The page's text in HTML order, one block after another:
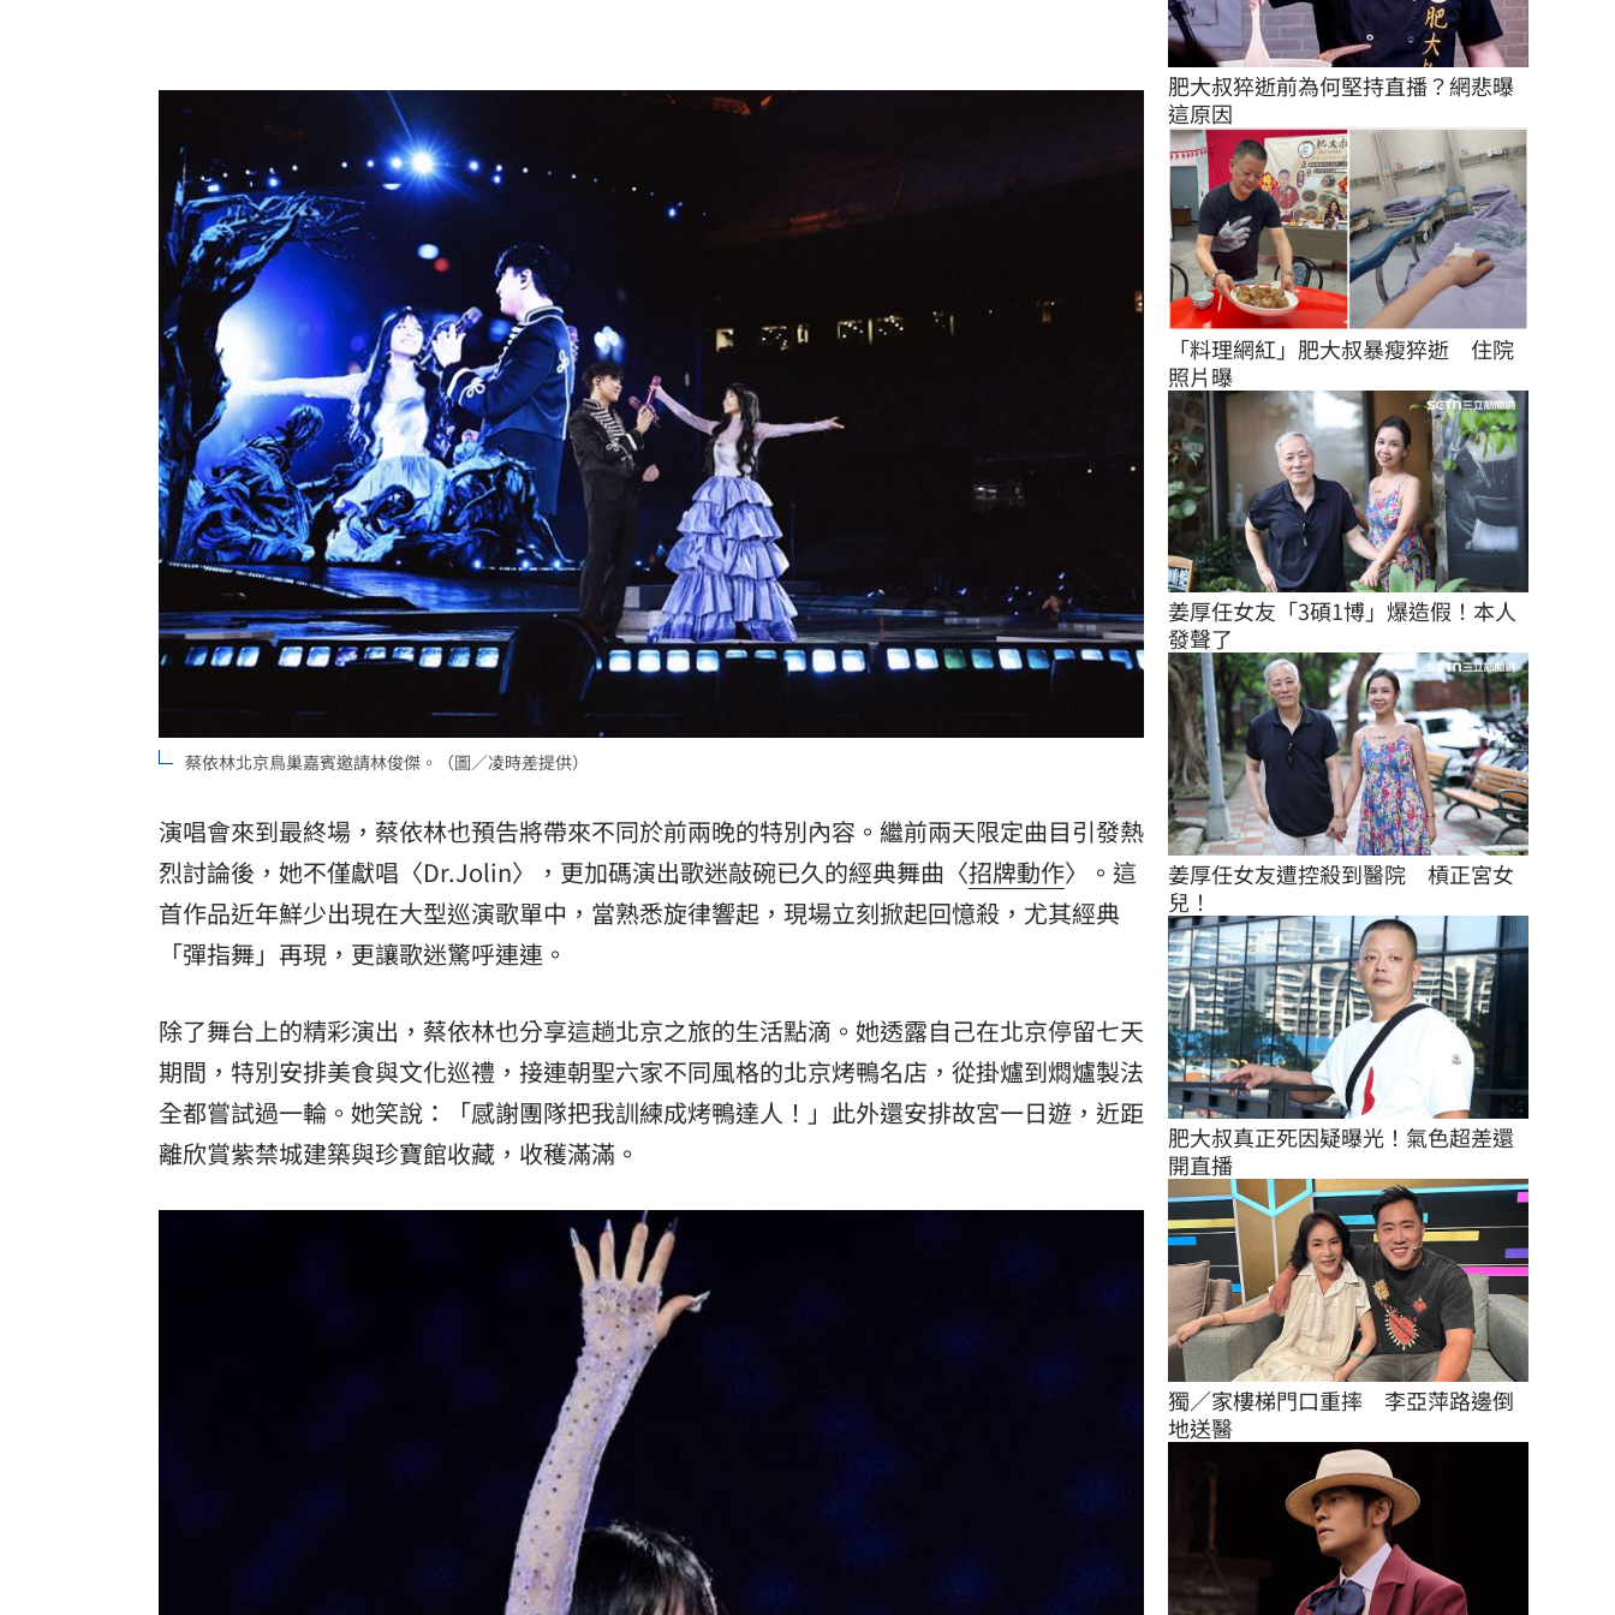
蔡依林北京鳥巢嘉賓邀請林俊傑。（圖／凌時差提供）
演唱會來到最終場，蔡依林也預告將帶來不同於前兩晚的特別內容。繼前兩天限定曲目引發熱
烈討論後，她不僅獻唱〈Dr.Jolin〉，更加碼演出歌迷敲碗已久的經典舞曲〈招牌動作〉。這
首作品近年鮮少出現在大型巡演歌單中，當熟悉旋律響起，現場立刻掀起回憶殺，尤其經典
「彈指舞」再現，更讓歌迷驚呼連連。
除了舞台上的精彩演出，蔡依林也分享這趟北京之旅的生活點滴。她透露自己在北京停留七天
期間，特別安排美食與文化巡禮，接連朝聖六家不同風格的北京烤鴨名店，從掛爐到燜爐製法
全都嘗試過一輪。她笑說：「感謝團隊把我訓練成烤鴨達人！」此外還安排故宮一日遊，近距
離欣賞紫禁城建築與珍寶館收藏，收穫滿滿。
肥大叔猝逝前為何堅持直播？網悲曝
這原因
「料理網紅」肥大叔暴瘦猝逝　住院
照片曝
姜厚任女友「3碩1博」爆造假！本人
發聲了
姜厚任女友遭控殺到醫院　槓正宮女
兒！
肥大叔真正死因疑曝光！氣色超差還
開直播
獨／家樓梯門口重摔　李亞萍路邊倒
地送醫